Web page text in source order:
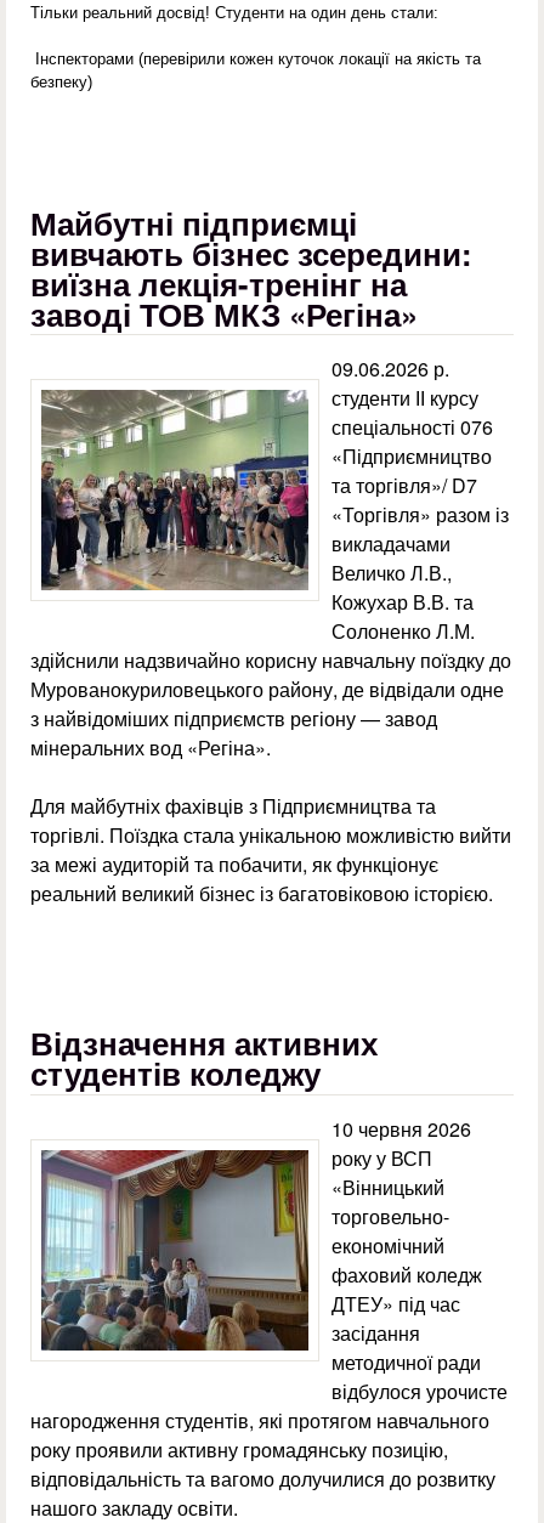
Тільки реальний досвід! Студенти на один день стали:
Інспекторами (перевірили кожен куточок локації на якість та
безпеку)
Майбутні підприємці
вивчають бізнес зсередини:
виїзна лекція-тренінг на
заводі ТОВ МКЗ «Регіна»
09.06.2026 р.
студенти ІІ курсу
спеціальності 076
«Підприємництво
та торгівля»/ D7
«Торгівля» разом із
викладачами
Величко Л.В.,
Кожухар В.В. та
Солоненко Л.М.
здійснили надзвичайно корисну навчальну поїздку до
Мурованокуриловецького району, де відвідали одне
з найвідоміших підприємств регіону — завод
мінеральних вод «Регіна».
Для майбутніх фахівців з Підприємництва та
торгівлі. Поїздка стала унікальною можливістю вийти
за межі аудиторій та побачити, як функціонує
реальний великий бізнес із багатовіковою історією.
Відзначення активних
студентів коледжу
10 червня 2026
року у ВСП
«Вінницький
торговельно-
економічний
фаховий коледж
ДТЕУ» під час
засідання
методичної ради
відбулося урочисте
нагородження студентів, які протягом навчального
року проявили активну громадянську позицію,
відповідальність та вагомо долучилися до розвитку
нашого закладу освіти.